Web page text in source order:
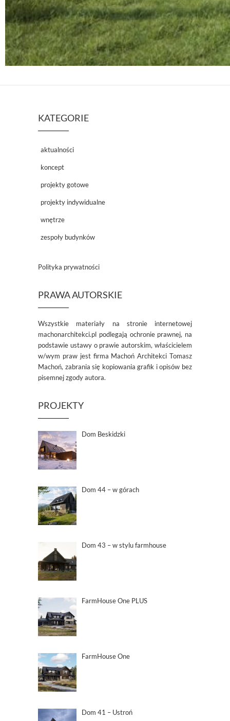
KATEGORIE
aktualności
koncept
projekty gotowe
projekty indywidualne
wnętrze
zespoły budynków
Polityka prywatności
PRAWA AUTORSKIE
Wszystkie materiały na stronie internetowej
machonarchitekci.pl podlegają ochronie prawnej, na
podstawie ustawy o prawie autorskim, właścicielem
w/wym praw jest firma Machoń Architekci Tomasz
Machoń, zabrania się kopiowania grafik i opisów bez
pisemnej zgody autora.
PROJEKTY
Dom Beskidzki
Dom 44 – w górach
Dom 43 – w stylu farmhouse
FarmHouse One PLUS
FarmHouse One
Dom 41 – Ustroń